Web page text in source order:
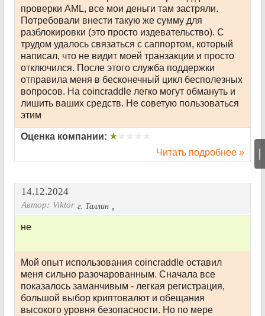
|
проверки AML, все мои деньги там застряли.
Потребовали внести такую же сумму для
разблокировки (это просто издевательство). С
трудом удалось связаться с саппортом, который
написал, что не видит моей транзакции и просто
отключился. После этого служба поддержки
отправила меня в бесконечный цикл бесполезных
вопросов. На coincraddle легко могут обмануть и
лишить ваших средств. Не советую пользоваться
этим
Оценка компании:
Читать подробнее »
14.12.2024
Автор: Viktor ,
г. Таллин
не
Мой опыт использования coincraddle оставил
меня сильно разочарованным. Сначала все
показалось заманчивым - легкая регистрация,
большой выбор криптовалют и обещания
высокого уровня безопасности. Но по мере